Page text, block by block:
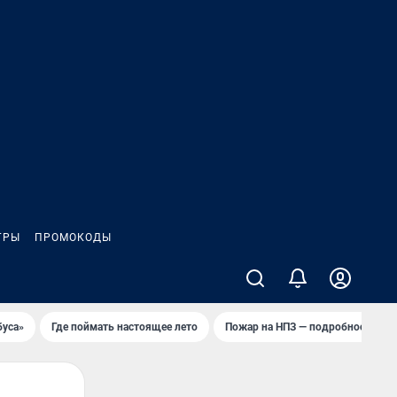
ПРОМОКОДЫ
Где поймать настоящее лето Пожар на НПЗ — подробности